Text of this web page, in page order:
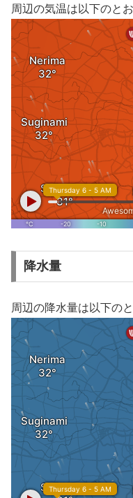
周辺の気温は以下のとお
降水量
周辺の降水量は以下の